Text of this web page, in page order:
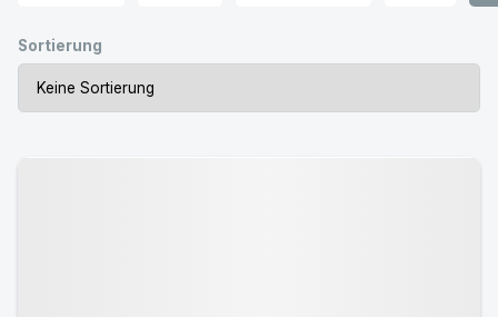
Sortierung